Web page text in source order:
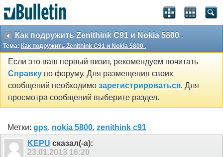
Как подружить Zenithink С91 и Nokia 5800 .
Тема: Как подружить Zenithink С91 и Nokia 5800 .
Если это ваш первый визит, рекомендуем почитать
Справку по форуму. Для размещения своих
сообщений необходимо зарегистрироваться. Для
просмотра сообщений выберите раздел.
Метки: gps, nokia 5800, zenithink с91
KEPU сказал(-а):
23.01.2013 16:20